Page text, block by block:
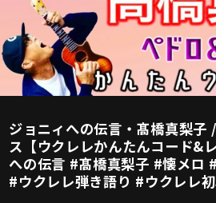
ジョニィへの伝言・髙橋真梨子
ス【ウクレレかんたんコード&
への伝言 #髙橋真梨子 #懐メロ
#ウクレレ弾き語り #ウクレレ